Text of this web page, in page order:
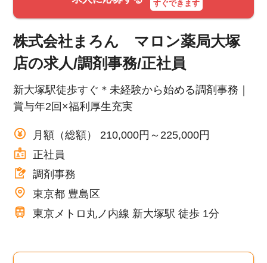
人材をお探しの医療機関・企業様
運営会社
すぐできます
株式会社まろん マロン薬局大塚
店の求人/調剤事務/正社員
新大塚駅徒歩すぐ＊未経験から始める調剤事務｜
賞与年2回×福利厚生充実
月額（総額） 210,000円～225,000円
正社員
調剤事務
東京都 豊島区
東京メトロ丸ノ内線 新大塚駅 徒歩 1分